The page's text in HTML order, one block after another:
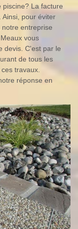
piscine? La facture
Ainsi, pour éviter
entreprise
vous
devis. C'est par le
de tous les
travaux.
réponse en